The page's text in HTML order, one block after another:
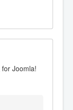
Joomla!